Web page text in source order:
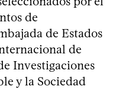
de
de Estados
de
Investigaciones
y la Sociedad